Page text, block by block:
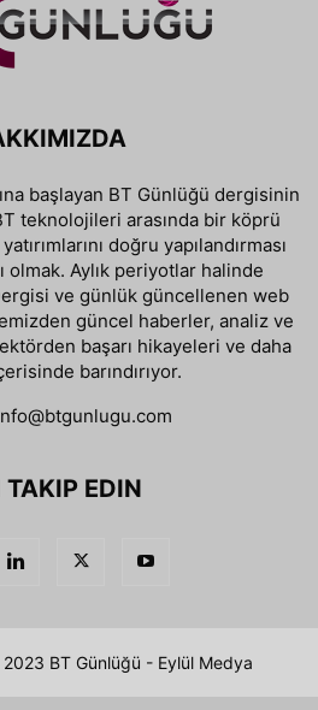
başlayan BT Günlüğü dergisinin
teknolojileri arasında bir köprü
doğru yapılandırması
olmak. Aylık periyotlar halinde
ve günlük güncellenen web
güncel haberler, analiz ve
başarı hikayeleri ve daha
barındırıyor.
TAKIP EDIN
BT Günlüğü - Eylül Medya